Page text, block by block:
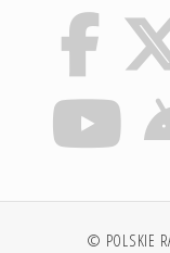
© POLSKIE